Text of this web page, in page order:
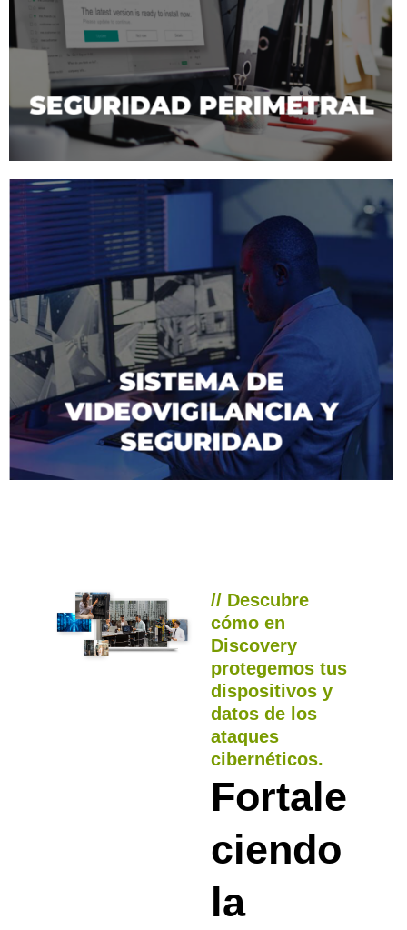
// Descubre
cómo en
Discovery
protegemos tus
dispositivos y
datos de los
ataques
cibernéticos.
Fortale
ciendo
la